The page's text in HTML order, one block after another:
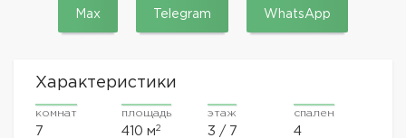
Max Telegram WhatsApp
Характеристики
комнат
7
площадь
410 м2
этаж
3 / 7
спален
4